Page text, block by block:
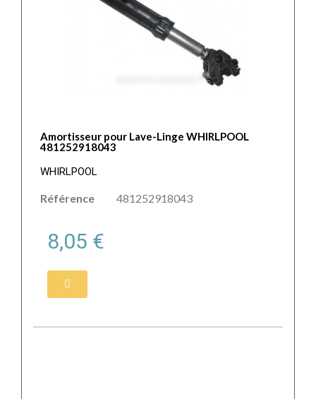
Amortisseur pour Lave-Linge WHIRLPOOL
481252918043
WHIRLPOOL
Référence 481252918043
8,05 €